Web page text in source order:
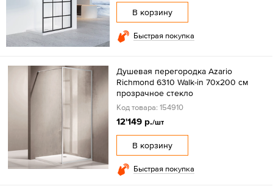
В корзину
Быстрая покупка
Душевая перегородка Azario
Richmond 6310 Walk-in 70х200 см
прозрачное стекло
Код товара: 154910
12'149 р./шт
В корзину
Быстрая покупка